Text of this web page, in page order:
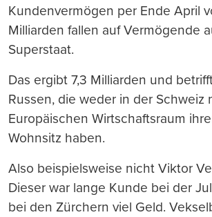
Kundenvermögen per Ende April
Milliarden fallen auf Vermögende
Superstaat.
Das ergibt 7,3 Milliarden und
Russen, die weder in der Schweiz
Europäischen Wirtschaftsraum
Wohnsitz haben.
Also beispielsweise nicht Viktor
Dieser war lange Kunde bei der
bei den Zürchern viel Geld.